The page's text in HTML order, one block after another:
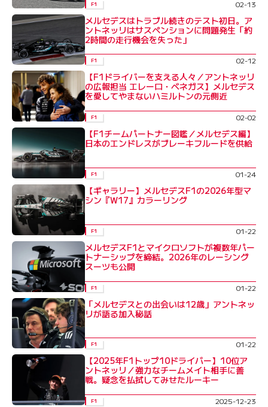
F1 02-13
メルセデスはトラブル続きのテスト初日。ア
ントネッリはサスペンションに問題発生「約
2時間の走行機会を失った」
F1 02-12
【F1ドライバーを支える人々／アントネッリ
の広報担当 エレーロ・ベネガス】メルセデス
を愛してやまないハミルトンの元側近
F1 02-02
【F1チームパートナー図鑑／メルセデス編】
日本のエンドレスがブレーキフルードを供給
F1 01-24
【ギャラリー】メルセデスF1の2026年型マ
シン『W17』カラーリング
F1 01-22
メルセデスF1とマイクロソフトが複数年パー
トナーシップを締結。2026年のレーシング
スーツも公開
F1 01-22
「メルセデスとの出会いは12歳」アントネッ
リが語る加入秘話
F1 01-22
【2025年F1トップ10ドライバー】10位ア
ントネッリ／強力なチームメイト相手に善
戦。疑念を払拭してみせたルーキー
F1 2025-12-23